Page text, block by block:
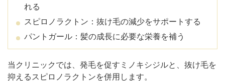
れる
スピロノラクトン：抜け毛の減少をサポートする
パントガール：髪の成長に必要な栄養を補う
当クリニックでは、発毛を促すミノキシジルと、抜け毛を
抑えるスピロノラクトンを併用します。